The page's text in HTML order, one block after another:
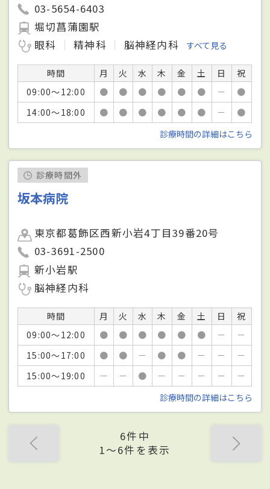
03-5654-6403
堀切菖蒲園駅
眼科
精神科 脳神経内科 すべて見る
時間 月 火 水 木 金 土 日
祝
09:00～12:00
● ● ● ● ● ● －
●
14:00～18:00
● ● ● ● ● ● －
●
診療時間の詳細はこちら
診療時間外
坂本病院
東京都葛飾区西新小岩4丁目39番20号
03-3691-2500
新小岩駅
脳神経内科
時間 月 火 水 木 金 土 日
祝
09:00～12:00
● ● ● ● ● ● －
－
15:00～17:00
● ● － ● ● － －
－
15:00～19:00
－ － ● － － － －
－
診療時間の詳細はこちら
6件中
1〜6件を表示